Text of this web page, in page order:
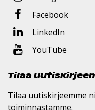
Facebook
LinkedIn
YouTube
Tilaa
Tilaa uutiskirjeemme
toiminnastamme.